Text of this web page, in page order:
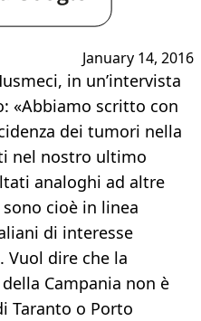
January 14, 2016
in un’intervista
«Abbiamo scritto con
dei tumori nella
nel nostro ultimo
analoghi ad altre
cioè in linea
di interesse
Vuol dire che la
Campania non è
Taranto o Porto